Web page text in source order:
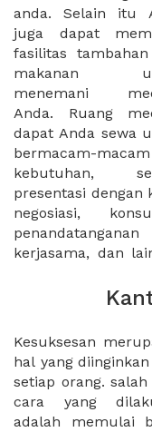
anda. Selain itu
juga dapat
fasilitas
makanan
menemani
Anda. Ruang
dapat Anda sewa
bermacam-macam
kebutuhan,
presentasi dengan
negosiasi,
penandatanganan
kerjasama, dan
sesuai dengan
meeting Anda,
disesuaikan
kebutuhan klien
Sewa meeting
XWORK
meeting Anda dan
membuat klien
puas dengan
Kesuksesan
hal yang
setiap orang. salah
cara yang
adalah memulai
impian
seringkali
menjadi
XWORK, dapat
solusi dan